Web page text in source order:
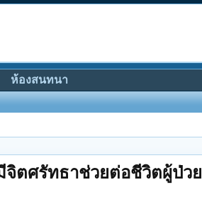
จิตศรัทธาช่วยต่อชีวิตผู้ป่วย
ห้องสนทนา